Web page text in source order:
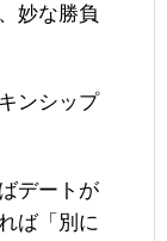
妙な勝負
ンシップ
デートが
ば「別に